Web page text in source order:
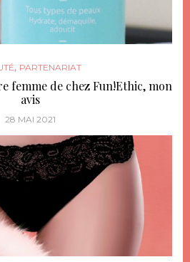
, PARTENARIAT
femme de chez Fun!Ethic, mon
avis
28 MAI 2021